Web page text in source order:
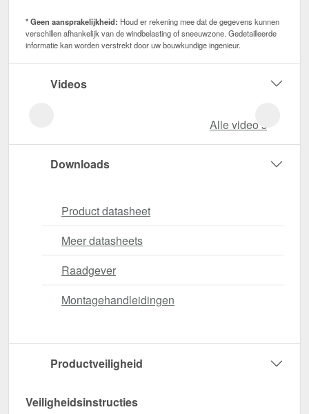
* Geen aansprakelijkheid: Houd er rekening mee dat de gegevens kunnen
verschillen afhankelijk van de windbelasting of sneeuwzone. Gedetailleerde
informatie kan worden verstrekt door uw bouwkundige ingenieur.
Videos
Alle video‘s
Downloads
Product datasheet
Meer datasheets
Raadgever
Montagehandleidingen
Productveiligheid
Veiligheidsinstructies